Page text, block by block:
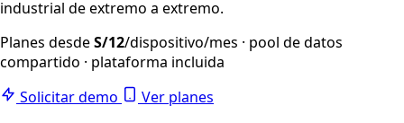
industrial de extremo a extremo.
Planes desdeS/12/dispositivo/mes · pool de datos
compartido · plataforma incluida
Solicitar demo
Ver planes